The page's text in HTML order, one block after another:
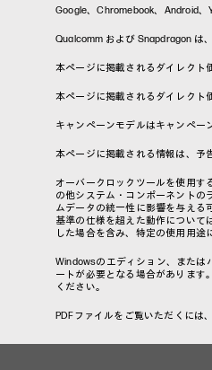
Google、Chromebook、Android、
Qualcomm および Snapdragon は
本ページに掲載されるダイレクト
本ページに掲載されるダイレクト
キャンペーンモデルはキャンペー
本ページに掲載される情報は、予
オーバークロックツールを使用す
の他システム・コンポーネントの
ムデータの統一性に影響を与える
基準の仕様を超えた動作について
した場合を含み、特定の使用用途
Windowsのエディション、または
ートが必要となる場合があります
ください。
PDFファイルをご覧いただくには